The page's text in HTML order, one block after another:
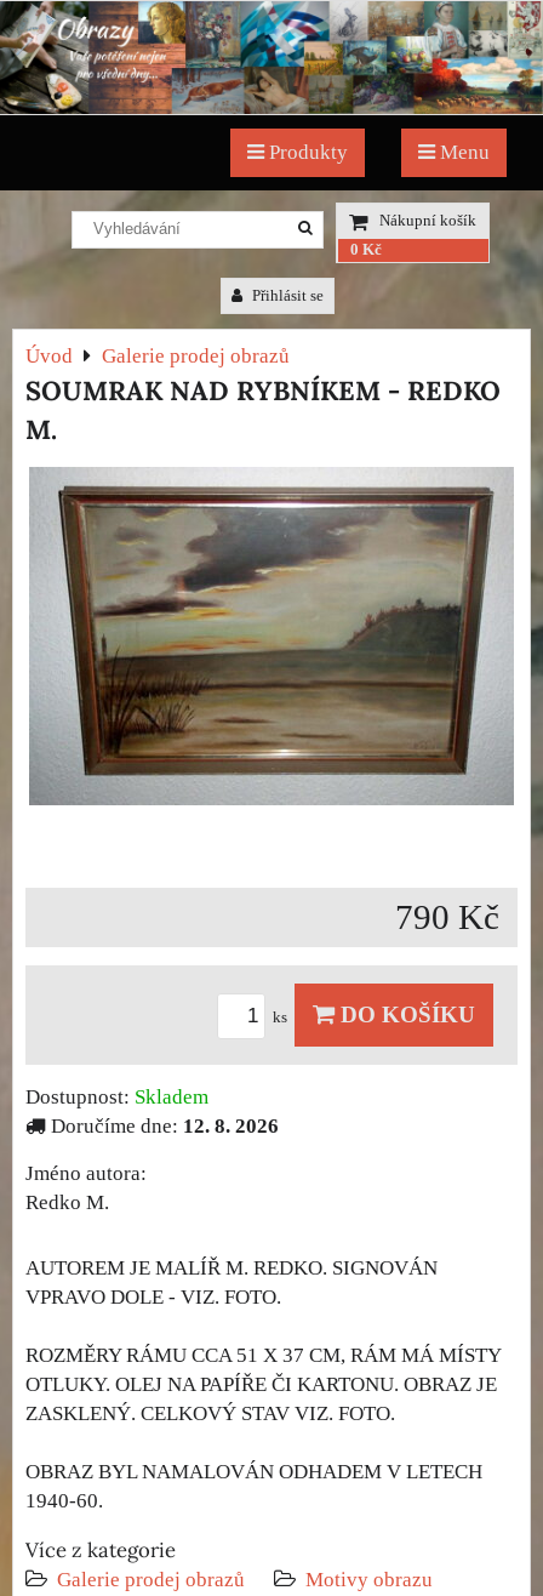
Produkty Menu
Nákupní košík
0 Kč
Přihlásit se
Úvod Galerie prodej obrazů
SOUMRAK NAD RYBNÍKEM - REDKO
M.
790 Kč
ks DO KOŠÍKU
Dostupnost: Skladem
Doručíme dne: 12. 8. 2026
Jméno autora:
Redko M.
AUTOREM JE MALÍŘ M. REDKO. SIGNOVÁN
VPRAVO DOLE - VIZ. FOTO.
ROZMĚRY RÁMU CCA 51 X 37 CM, RÁM MÁ MÍSTY
OTLUKY. OLEJ NA PAPÍŘE ČI KARTONU. OBRAZ JE
ZASKLENÝ. CELKOVÝ STAV VIZ. FOTO.
OBRAZ BYL NAMALOVÁN ODHADEM V LETECH
1940-60.
Více z kategorie
Galerie prodej obrazů
Motivy obrazu